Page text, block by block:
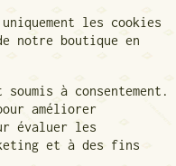
les cookies
notre boutique en
à consentement.
améliorer
évaluer les
et à des fins